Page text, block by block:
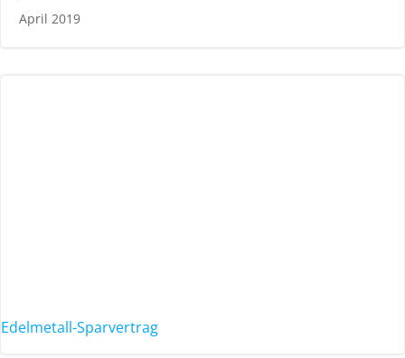
April 2019
Edelmetall-Sparvertrag